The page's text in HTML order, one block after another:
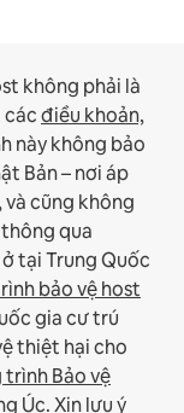
không phải là
cácđiều khoản,
này không bảo
Bản – nơi áp
, và cũng không
qua
tại Trung Quốc
bảo vệ host
gia cư trú
thiệt hại cho
Bảo vệ
Úc. Xin lưu ý